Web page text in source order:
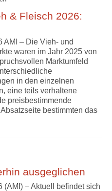
& Fleisch 2026:
AMI – Die Vieh- und
waren im Jahr 2025 von
Marktumfeld
in den einzelnen
eine teils verhaltene
preisbestimmende
bestimmten das
ausgeglichen
(AMI) – Aktuell befindet sich